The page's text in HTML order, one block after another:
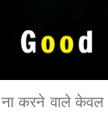
ना करने वाले